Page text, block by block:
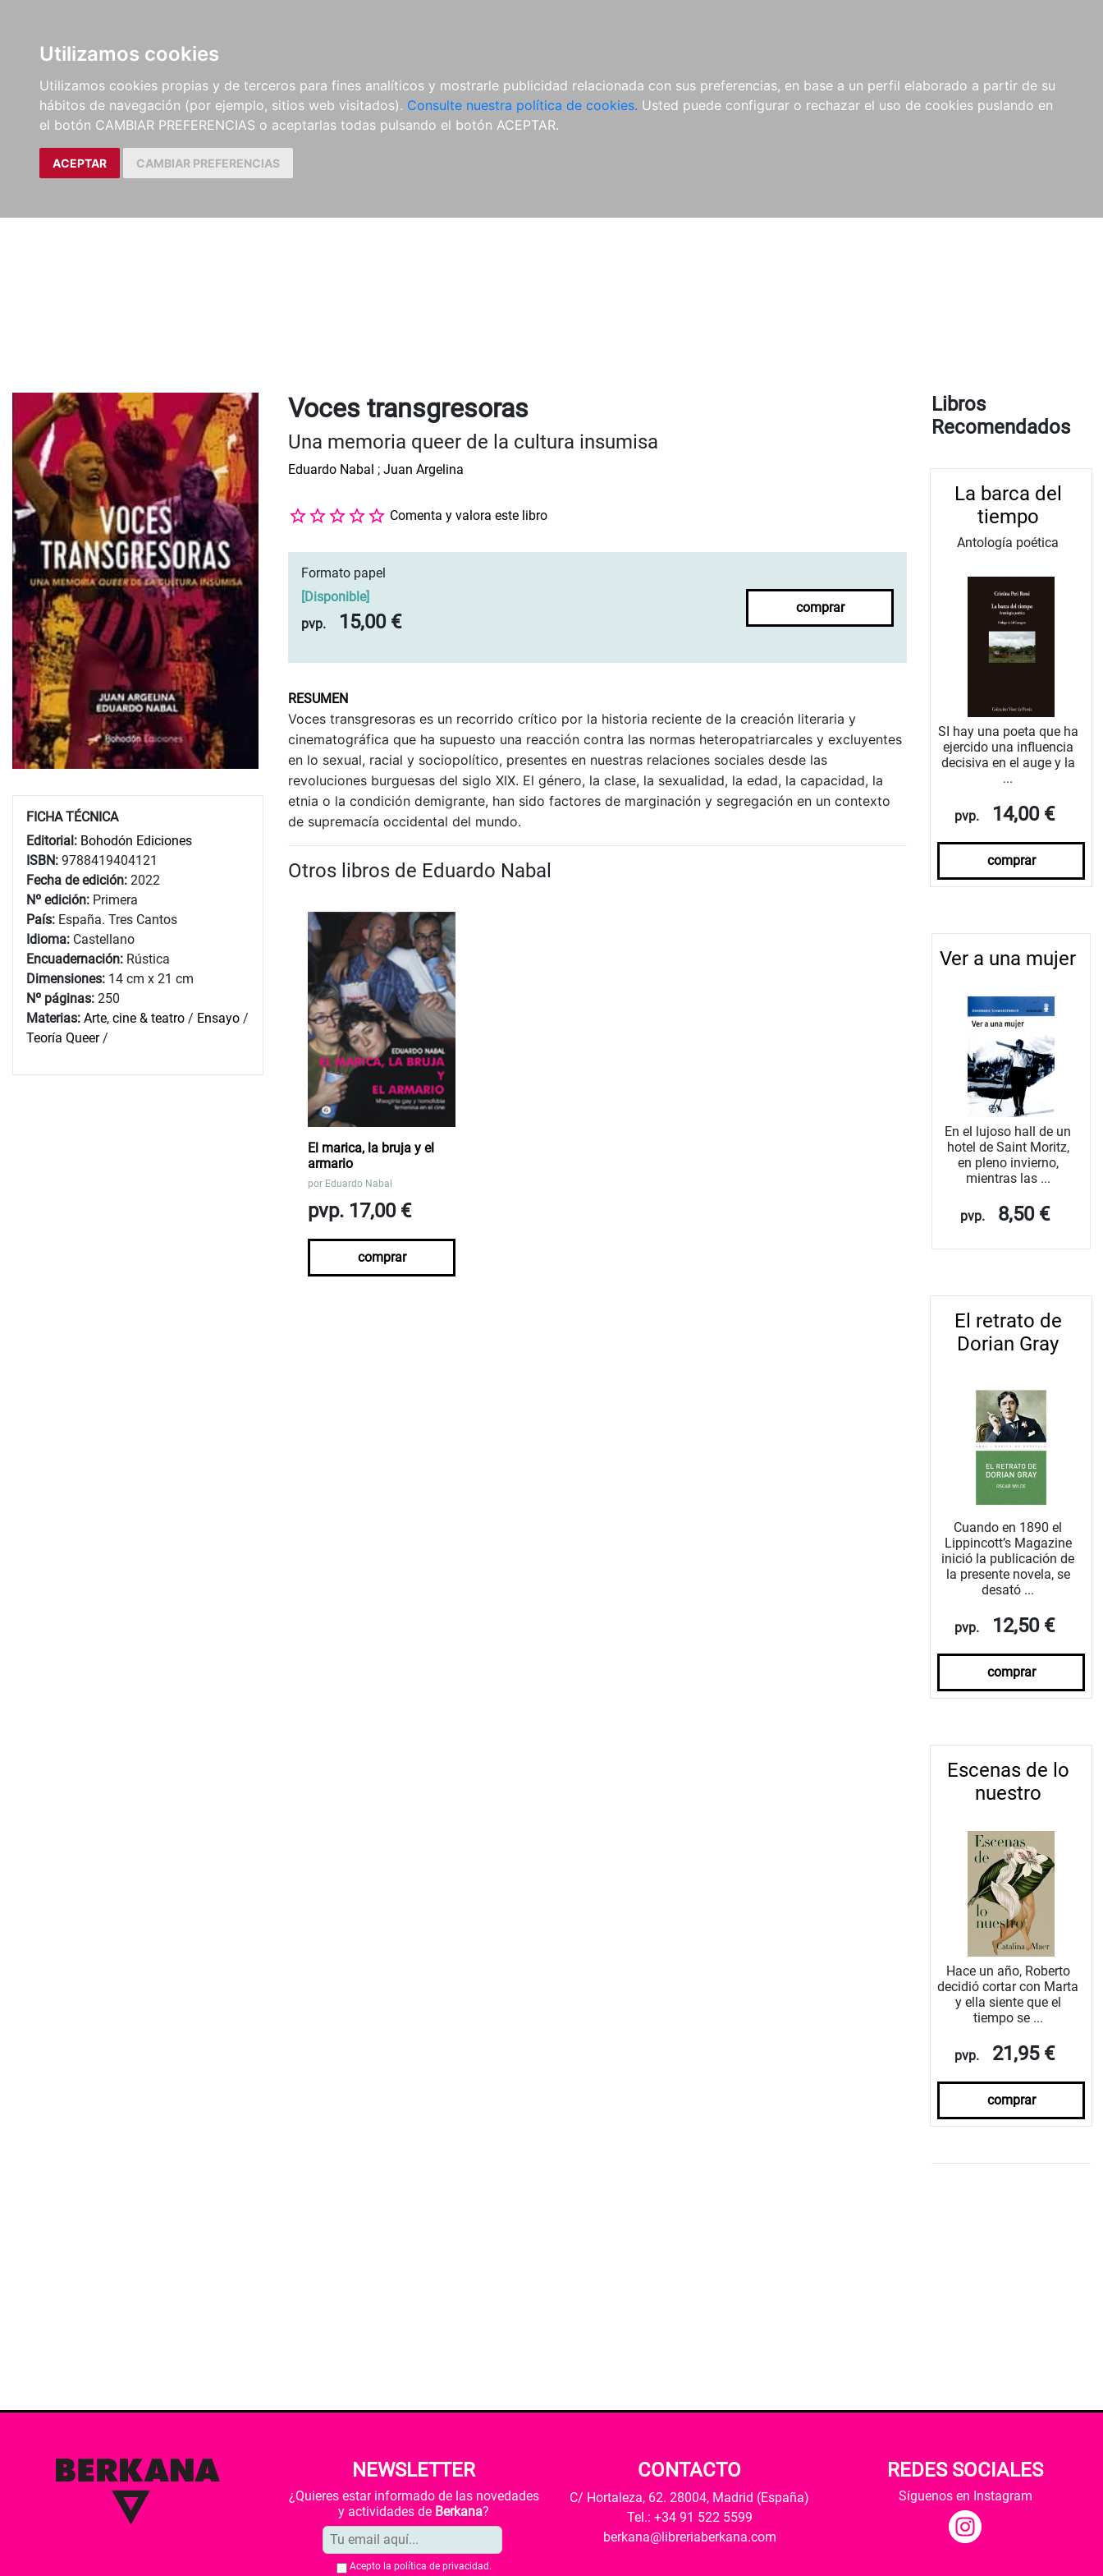
Utilizamos cookies
Utilizamos cookies propias y de terceros para fines analíticos y mostrarle publicidad relacionada con sus preferencias, en base a un perfil elaborado a partir de su
hábitos de navegación (por ejemplo, sitios web visitados). Consulte nuestra política de cookies. Usted puede configurar o rechazar el uso de cookies puslando en
el botón CAMBIAR PREFERENCIAS o aceptarlas todas pulsando el botón ACEPTAR.
ACEPTAR CAMBIAR PREFERENCIAS
FICHA TÉCNICA
Editorial: Bohodón Ediciones
ISBN: 9788419404121
Fecha de edición: 2022
Nº edición: Primera
País: España. Tres Cantos
Idioma: Castellano
Encuadernación: Rústica
Dimensiones: 14 cm x 21 cm
Nº páginas: 250
Materias: Arte, cine & teatro / Ensayo /
Teoría Queer/
Voces transgresoras
Una memoria queer de la cultura insumisa
Eduardo Nabal ; Juan Argelina
Comenta y valora este libro
Formato papel
Disponible]
pvp.
15,00 €
comprar
RESUMEN
Voces transgresoras es un recorrido crítico por la historia reciente de la creación literaria y
cinematográfica que ha supuesto una reacción contra las normas heteropatriarcales y excluyentes
en lo sexual, racial y sociopolítico, presentes en nuestras relaciones sociales desde las
revoluciones burguesas del siglo XIX. El género, la clase, la sexualidad, la edad, la capacidad, la
etnia o la condición demigrante, han sido factores de marginación y segregación en un contexto
de supremacía occidental del mundo.
Otros libros de Eduardo Nabal
El marica, la bruja y el
armario
por Eduardo Nabal
pvp. 17,00 €
comprar
Libros
Recomendados
La barca del
tiempo
Antología poética
SI hay una poeta que ha
ejercido una influencia
decisiva en el auge y la
...
pvp. 14,00 €
comprar
Ver a una mujer
En el lujoso hall de un
hotel de Saint Moritz,
en pleno invierno,
mientras las ...
pvp. 8,50 €
El retrato de
Dorian Gray
Cuando en 1890 el
Lippincott’s Magazine
inició la publicación de
la presente novela, se
desató ...
pvp. 12,50 €
comprar
Escenas de lo
nuestro
Hace un año, Roberto
decidió cortar con Marta
y ella siente que el
tiempo se ...
pvp. 21,95 €
comprar
NEWSLETTER
¿Quieres estar informado de las novedades
y actividades de Berkana?
Acepto la política de privacidad .
CONTACTO
C/ Hortaleza, 62. 28004, Madrid (España)
Tel.: +34 91 522 5599
berkana@libreriaberkana.com
REDES SOCIALES
Síguenos en Instagram